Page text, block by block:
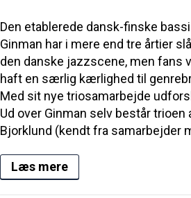
Den etablerede dansk-finske
Ginman har i mere end tre årtier
den danske jazzscene, men fans
haft en særlig kærlighed til
Med sit nye triosamarbejde
Ud over Ginman selv består
Bjorklund (kendt fra samarbejder
Læs mere